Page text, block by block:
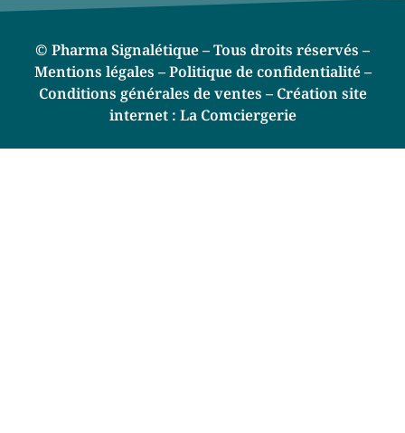
© Pharma Signalétique – Tous droits réservés –
Mentions légales – Politique de confidentialité –
Conditions générales de ventes –Création site
internet : La Comciergerie